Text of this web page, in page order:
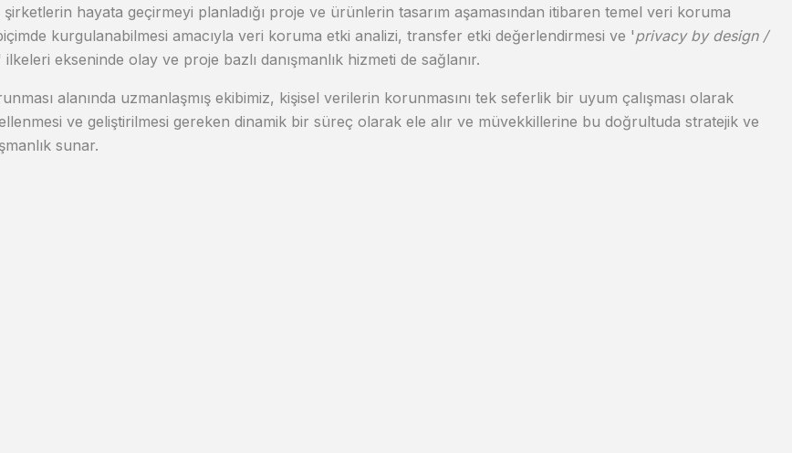
şirketlerin hayata geçirmeyi planladığı proje ve ürünlerin tasarım aşamasından itibaren temel veri koruma
kurgulanabilmesi amacıyla veri koruma etki analizi, transfer etki değerlendirmesi ve 'privacy by design /
ilkeleri ekseninde olay ve proje bazlı danışmanlık hizmeti de sağlanır.
alanında uzmanlaşmış ekibimiz, kişisel verilerin korunmasını tek seferlik bir uyum çalışması olarak
ve geliştirilmesi gereken dinamik bir süreç olarak ele alır ve müvekkillerine bu doğrultuda stratejik ve
sunar.